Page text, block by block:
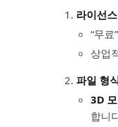
라이선
“무
상업
파일 형
3D
합니